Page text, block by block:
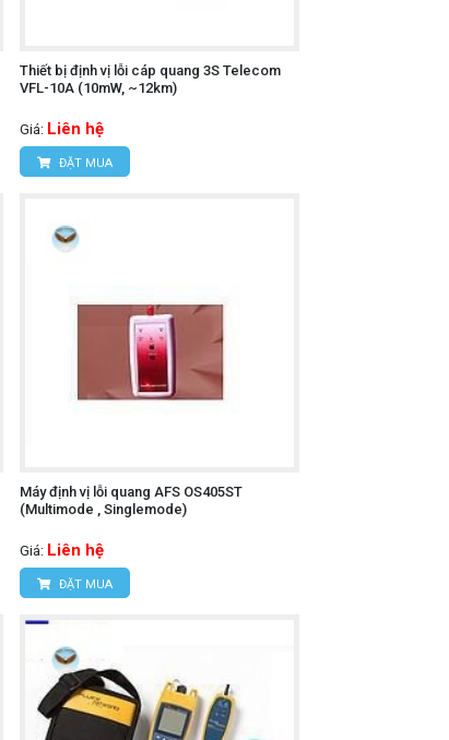
Thiết bị định vị lỗi cáp quang 3S Telecom
VFL-10A (10mW, ~12km)
Giá: Liên hệ
ĐẶT MUA
Máy định vị lỗi quang AFS OS405ST
(Multimode , Singlemode)
Giá: Liên hệ
ĐẶT MUA